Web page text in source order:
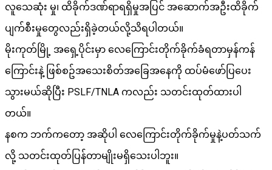
လူသေဆုံး မှု၊ ထိခိုက်ဒဏ်ရာရရှိမှုအပြင် အဆောက်အဦးထိခိုက်
ပျက်စီးမှုတွေလည်းရှိခဲ့တယ်လို့သိရပါတယ်။
မိုးကုတ်မြို့ အရှေ့ပိုင်းမှာ လေကြောင်းတိုက်ခိုက်ခံရတာမှန်ကန်
ကြောင်းနဲ့ ဖြစ်စဥ်အသေးစိတ်အခြေအနေကို ထပ်မံဖော်ပြပေး
သွားမယ်ဆိုပြီး PSLF/TNLA ကလည်း သတင်းထုတ်ထားပါ
တယ်။
နစက ဘက်ကတော့ အဆိုပါ လေကြောင်းတိုက်ခိုက်မှုနဲ့ပတ်သက်
လို့ သတင်းထုတ်ပြန်တာမျိုးမရှိသေးပါဘူး။